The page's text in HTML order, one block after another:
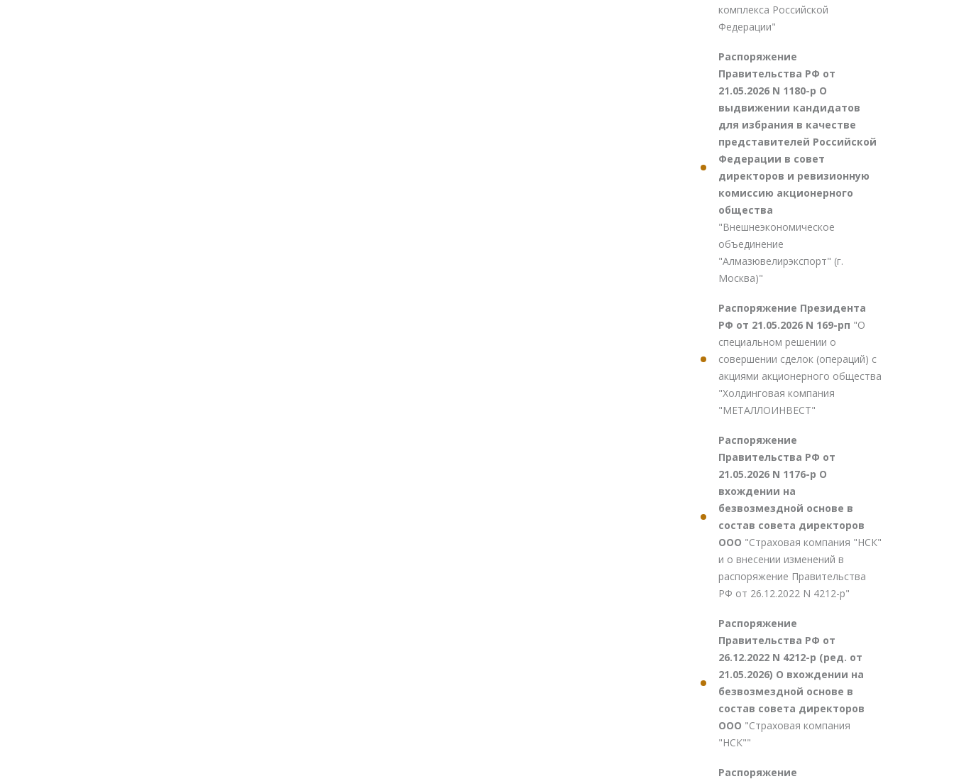
комплекса Российской
Федерации"
Распоряжение
Правительства РФ от
21.05.2026 N 1180-р О
выдвижении кандидатов
для избрания в качестве
представителей Российской
Федерации в совет
директоров и ревизионную
комиссию акционерного
общества
"Внешнеэкономическое
объединение
"Алмазювелирэкспорт" (г.
Москва)"
Распоряжение Президента
РФ от 21.05.2026 N 169-рп "О
специальном решении о
совершении сделок (операций) с
акциями акционерного общества
"Холдинговая компания
"МЕТАЛЛОИНВЕСТ"
Распоряжение
Правительства РФ от
21.05.2026 N 1176-р О
вхождении на
безвозмездной основе в
состав совета директоров
ООО "Страховая компания "НСК"
и о внесении изменений в
распоряжение Правительства
РФ от 26.12.2022 N 4212-р"
Распоряжение
Правительства РФ от
26.12.2022 N 4212-р (ред. от
21.05.2026) О вхождении на
безвозмездной основе в
состав совета директоров
ООО "Страховая компания
"НСК""
Распоряжение